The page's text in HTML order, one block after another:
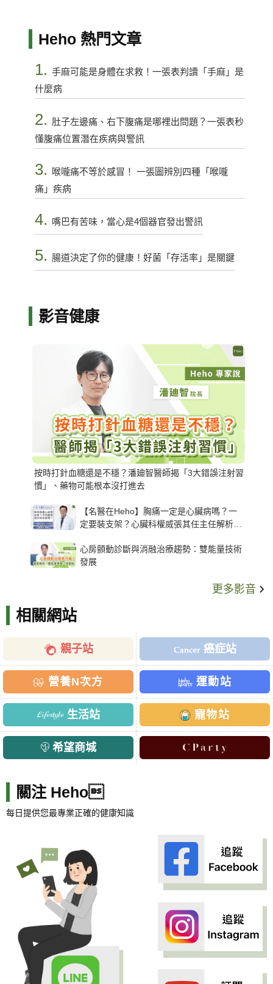
Heho 熱門文章
1. 手麻可能是身體在求救！一張表判讀「手麻」是
什麼病
2. 肚子左邊痛、右下腹痛是哪裡出問題？一張表秒
懂腹痛位置潛在疾病與警訊
3.
喉嚨痛不等於感冒！ 一張圖辨別四種「喉嚨
痛」疾病
4. 嘴巴有苦味，當心是4個器官發出警訊
5. 腸道決定了你的健康！好菌「存活率」是關鍵
影音健康
按時打針血糖還是不穩？潘廸智醫師揭「3大錯誤注射習
慣」、藥物可能根本沒打進去
【名醫在Heho】胸痛一定是心臟病嗎？一
定要裝支架？心臟科權威張其任主任解析支
心房顫動診斷與消融治療趨勢：雙能量技術
發展
更多影音
相關網站
親子站 癌症站
營養N次方 運動站
生活站 寵物站
希望商城
關注 Heho
每日提供您最專業正確的健康知識